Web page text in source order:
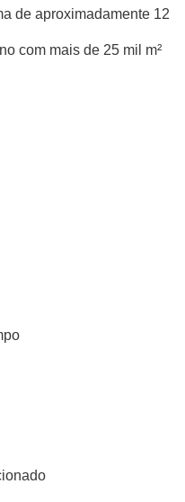
de aproximadamente 12
com mais de 25 mil m²